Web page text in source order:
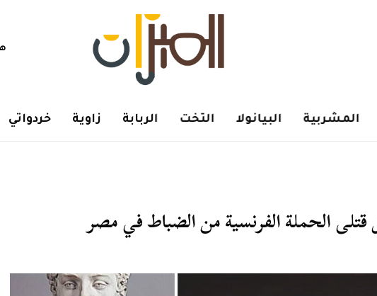
المشربية البيانولا التخت الربابة زاوية خردواتي
الحملة الفرنسية من الضباط في مصر